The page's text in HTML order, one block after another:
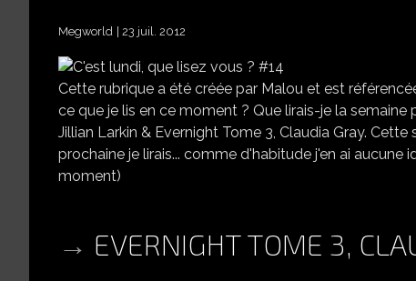
Megworld 23 juil. 2012
Cette rubrique a été créée par Malou et est
ce que je lis en ce moment ? Que lirais-je la semaine
Jillian Larkin & Evernight Tome 3, Claudia Gray.
prochaine je lirais... comme d'habitude j'en ai
moment)
EVERNIGHT TOME 3,